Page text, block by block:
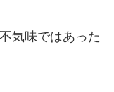
気味ではあった